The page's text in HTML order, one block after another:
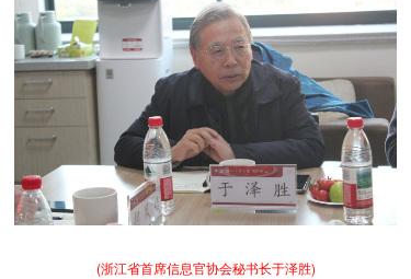
(浙江省首席信息官协会秘书长于泽胜)